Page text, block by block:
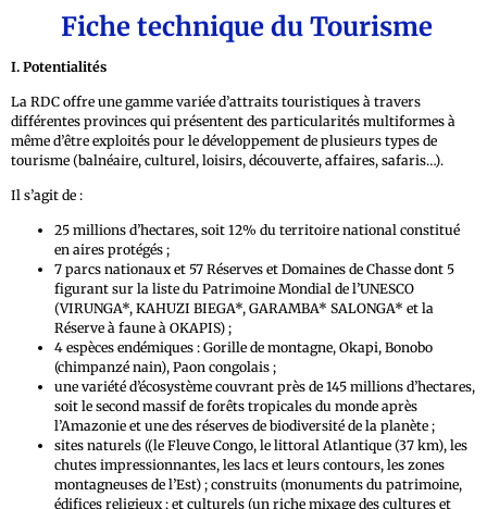
Fiche technique du Tourisme
I. Potentialités
La RDC offre une gamme variée d’attraits touristiques à travers
différentes provinces qui présentent des particularités multiformes à
même d’être exploités pour le développement de plusieurs types de
tourisme (balnéaire, culturel, loisirs, découverte, affaires, safaris…).
Il s’agit de :
25 millions d’hectares, soit 12% du territoire national constitué
en aires protégés ;
7 parcs nationaux et 57 Réserves et Domaines de Chasse dont 5
figurant sur la liste du Patrimoine Mondial de l’UNESCO
(VIRUNGA*, KAHUZI BIEGA*, GARAMBA* SALONGA* et la
Réserve à faune à OKAPIS) ;
4 espèces endémiques : Gorille de montagne, Okapi, Bonobo
(chimpanzé nain), Paon congolais ;
une variété d’écosystème couvrant près de 145 millions d’hectares,
soit le second massif de forêts tropicales du monde après
l’Amazonie et une des réserves de biodiversité de la planète ;
sites naturels ((le Fleuve Congo, le littoral Atlantique (37 km), les
chutes impressionnantes, les lacs et leurs contours, les zones
montagneuses de l’Est) ; construits (monuments du patrimoine,
édifices religieux ; et culturels (un riche mixage des cultures et